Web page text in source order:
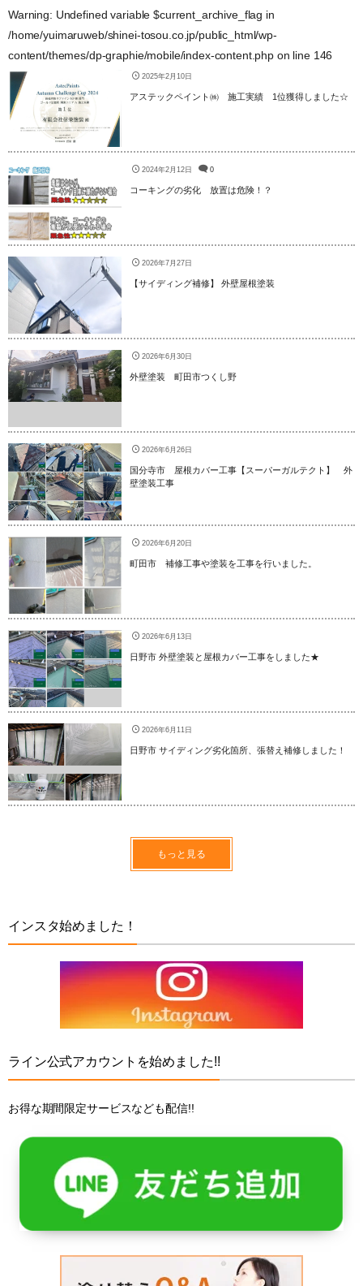
Warning: Undefined variable $current_archive_flag in
/home/yuimaruweb/shinei-tosou.co.jp/public_html/wp-
content/themes/dp-graphie/mobile/index-content.php on line 146
2025年2月10日
アステックペイント㈱ 施工実績 1位獲得しました☆
2024年2月12日 0
コーキングの劣化 放置は危険！？
2026年7月27日
【サイディング補修】 外壁屋根塗装
2026年6月30日
外壁塗装 町田市つくし野
2026年6月26日
国分寺市 屋根カバー工事【スーパーガルテクト】 外
壁塗装工事
2026年6月20日
町田市 補修工事や塗装を工事を行いました。
2026年6月13日
日野市 外壁塗装と屋根カバー工事をしました★
2026年6月11日
日野市 サイディング劣化箇所、張替え補修しました！
もっと見る
インスタ始めました！
ライン公式アカウントを始めました!!
お得な期間限定サービスなども配信!!